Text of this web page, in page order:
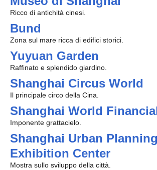
Ricco di antichità cinesi.
Bund
Zona sul mare ricca di edifici storici.
Yuyuan Garden
Raffinato e splendido giardino.
Shanghai Circus World
Il principale circo della Cina.
Shanghai World
Imponente grattacielo.
Shanghai Urban Planning
Exhibition Center
Mostra sullo sviluppo della città.